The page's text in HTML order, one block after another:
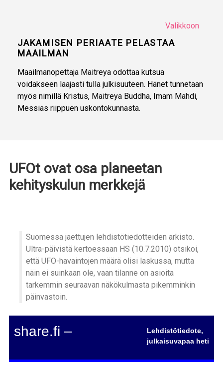
Valikkoon
JAKAMISEN PERIAATE PELASTAA
MAAILMAN
Maailmanopettaja Maitreya odottaa kutsua
voidakseen laajasti tulla julkisuuteen. Hänet tunnetaan
myös nimillä Kristus, Maitreya Buddha, Imam Mahdi,
Messias riippuen uskontokunnasta.
UFOt ovat osa planeetan
kehityskulun merkkejä
Suomessa jaettujen lehdistötiedotteiden arkisto.
Ultra-päivistä kertoessaan HS (10.7.2010) otsikoi,
että UFO-havaintojen määrä olisi laskussa, mutta
näin ei suinkaan ole, vaan tilanne on asioita
tarkemmin seuraavan näkökulmasta pikemminkin
päinvastoin.
share.fi –
Lehdistötiedote,
julkaisuvapaa heti